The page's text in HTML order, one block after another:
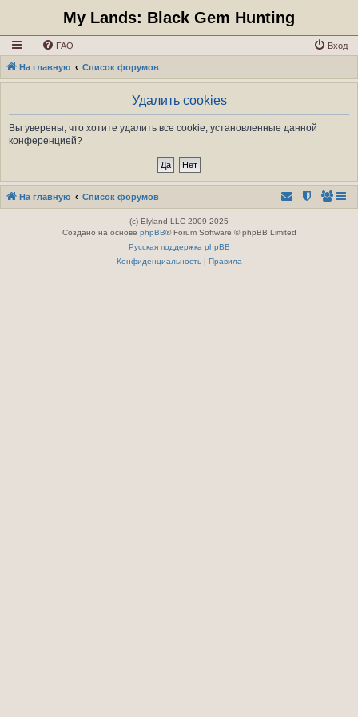
My Lands: Black Gem Hunting
FAQ Вход
На главную Список форумов
Удалить cookies
Вы уверены, что хотите удалить все cookie, установленные данной
конференцией?
На главную Список форумов
(c) Elyland LLC 2009-2025
Создано на основе phpBB® Forum Software © phpBB Limited
Русская поддержка phpBB
Конфиденциальность| Правила